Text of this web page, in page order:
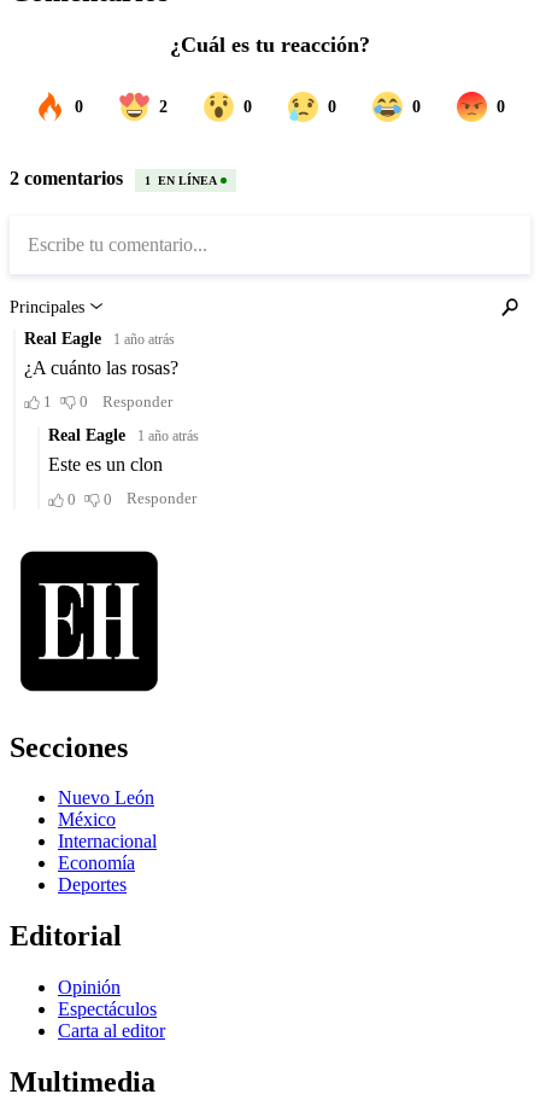
Secciones
Nuevo León
México
Internacional
Economía
Deportes
Editorial
Opinión
Espectáculos
Carta al editor
Multimedia